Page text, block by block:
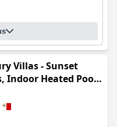
Villas - Sunset
Indoor Heated Pools